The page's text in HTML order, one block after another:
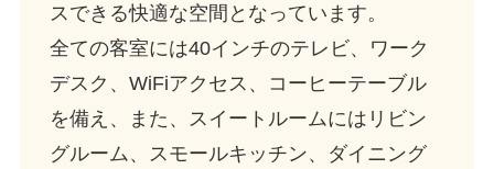
スできる快適な空間となっています。
全ての客室には40インチのテレビ、ワーク
デスク、WiFiアクセス、コーヒーテーブル
を備え、また、スイートルームにはリビン
グルーム、スモールキッチン、ダイニング